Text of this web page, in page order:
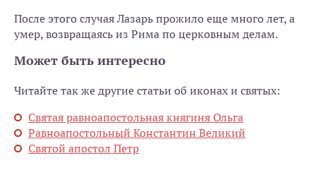
После этого случая Лазарь прожило еще много лет, а
умер, возвращаясь из Рима по церковным делам.
Может быть интересно
Читайте так же другие статьи об иконах и святых:
Святая равноапостольная княгиня Ольга
Равноапостольный Константин Великий
Святой апостол Петр